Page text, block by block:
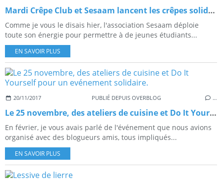
Mardi Crêpe Club et Sesaam lancent les crêpes solidaires
Comme je vous le disais hier, l'association Sesaam déploie
toute son énergie pour permettre à de jeunes étudiants...
EN SAVOIR PLUS
20/11/2017 PUBLIÉ DEPUIS OVERBLOG …
Le 25 novembre, des ateliers de cuisine et Do It Yourself pour un evénement solidaire.
En février, je vous avais parlé de l'événement que nous avions
organisé avec des blogueurs amis, tous impliqués...
EN SAVOIR PLUS